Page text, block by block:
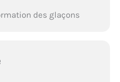
des glaçons